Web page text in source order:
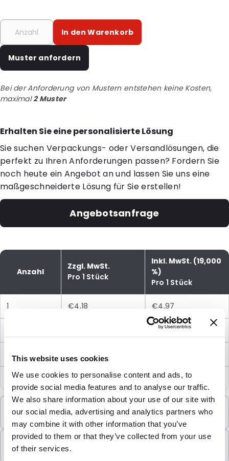
This website uses cookies
We use cookies to personalise content and ads, to
provide social media features and to analyse our traffic.
We also share information about your use of our site with
our social media, advertising and analytics partners who
may combine it with other information that you’ve
provided to them or that they’ve collected from your use
of their services.
In den Warenkorb
Muster anfordern
Bei der Anforderung von Mustern entstehen keine Kosten,
maximal2 Muster
Erhalten Sie eine personalisierte Lösung
Sie suchen Verpackungs- oder Versandlösungen, die
perfekt zu Ihren Anforderungen passen? Fordern Sie
noch heute ein Angebot an und lassen Sie uns eine
maßgeschneiderte Lösung für Sie erstellen!
Angebotsanfrage
Anzahl
Zzgl. MwSt.
Pro 1 Stück
Inkl. MwSt. (19,000
%)
Pro 1 Stück
1 €4,18 €4,97
€4,58
10
25 €2,89 €3,44
Mindestbestellung
1 Einheiten
In Paketen verkauft
1 Einheiten